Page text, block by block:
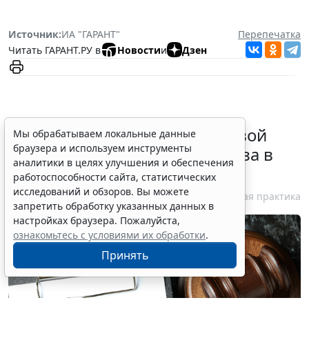
Источник:ИА "ГАРАНТ"
Перепечатка
Читать ГАРАНТ.РУ в
Новостии Дзен
Суд обязал заключить трудовой
договор при признании отказа в
приеме незаконным
6 августа 2026 18:38 Судебная практика
Мы обрабатываем локальные данные
браузера и используем инструменты
аналитики в целях улучшения и обеспечения
работоспособности сайта, статистических
исследований и обзоров. Вы можете
запретить обработку указанных данных в
настройках браузера. Пожалуйста,
ознакомьтесь с условиями их обработки.
Принять